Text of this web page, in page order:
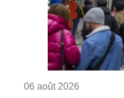
06 août 2026